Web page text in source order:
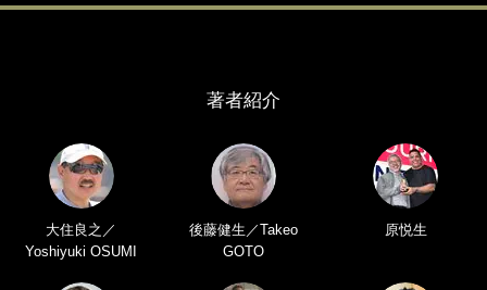
著者紹介
大住良之／
Yoshiyuki OSUMI
後藤健生／Takeo
GOTO
原悦生